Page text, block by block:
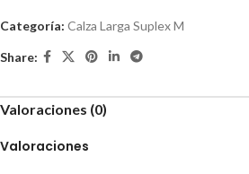
Categoría: Calza Larga Suplex M
Share:
Valoraciones (0)
Valoraciones